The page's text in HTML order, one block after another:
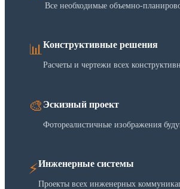
Все необходимые объемно-
📊 Конструктивные решения
Расчеты и чертежи всех
🎨 Эскизный проект
Фотореалистичные изображения
⚡Инженерные системы
Проекты всех инженерных